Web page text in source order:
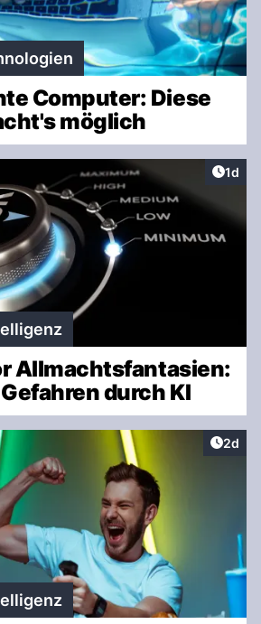
Computer: Diese
möglich
1d
Allmachtsfantasien:
durch KI
2d